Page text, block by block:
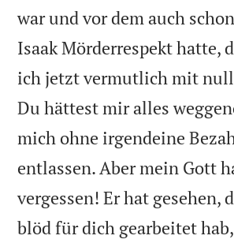
war und vor dem auch
Isaak Mörderrespekt hatte,
ich jetzt vermutlich mit null
Du hättest mir alles
mich ohne irgendeine
entlassen. Aber mein Gott
vergessen! Er hat gesehen,
blöd für dich gearbeitet